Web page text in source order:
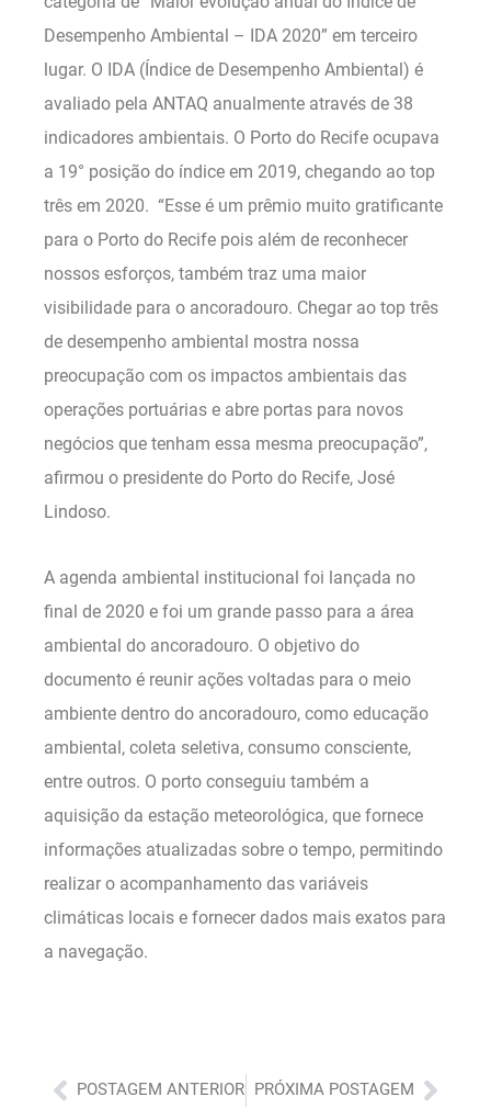
Desempenho Ambiental – IDA 2020” em terceiro
lugar. O IDA (Índice de Desempenho Ambiental) é
avaliado pela ANTAQ anualmente através de 38
indicadores ambientais. O Porto do Recife ocupava
a 19° posição do índice em 2019, chegando ao top
três em 2020. “Esse é um prêmio muito gratificante
para o Porto do Recife pois além de reconhecer
nossos esforços, também traz uma maior
visibilidade para o ancoradouro. Chegar ao top três
de desempenho ambiental mostra nossa
preocupação com os impactos ambientais das
operações portuárias e abre portas para novos
negócios que tenham essa mesma preocupação”,
afirmou o presidente do Porto do Recife, José
Lindoso.
A agenda ambiental institucional foi lançada no
final de 2020 e foi um grande passo para a área
ambiental do ancoradouro. O objetivo do
documento é reunir ações voltadas para o meio
ambiente dentro do ancoradouro, como educação
ambiental, coleta seletiva, consumo consciente,
entre outros. O porto conseguiu também a
aquisição da estação meteorológica, que fornece
informações atualizadas sobre o tempo, permitindo
realizar o acompanhamento das variáveis
climáticas locais e fornecer dados mais exatos para
a navegação.
Anterior
POSTAGEM ANTERIOR PRÓXIMA POSTAGEM